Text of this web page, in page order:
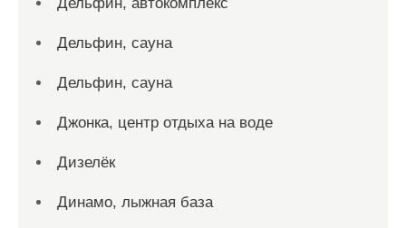
Дельфин, сауна
Дельфин, сауна
Джонка, центр отдыха на воде
Дизелёк
Динамо, лыжная база